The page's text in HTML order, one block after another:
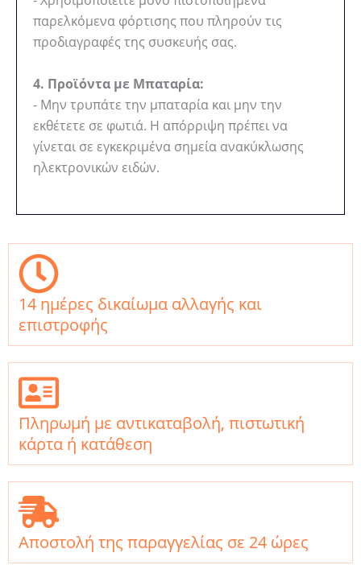
παρελκόμενα φόρτισης που πληρούν τις
προδιαγραφές της συσκευής σας.
4. Προϊόντα με Μπαταρία:
- Μην τρυπάτε την μπαταρία και μην την
εκθέτετε σε φωτιά. Η απόρριψη πρέπει να
γίνεται σε εγκεκριμένα σημεία ανακύκλωσης
ηλεκτρονικών ειδών.
14 ημέρες δικαίωμα αλλαγής και
επιστροφής
Πληρωμή με αντικαταβολή, πιστωτική
κάρτα ή κατάθεση
Αποστολή της παραγγελίας σε 24 ώρες